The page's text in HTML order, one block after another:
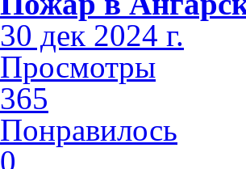
30 дек 2024 г.
Просмотры
365
Понравилось
0